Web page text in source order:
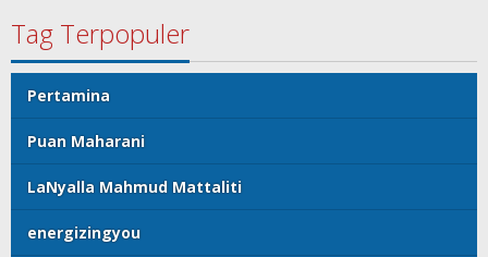
Tag Terpopuler
Pertamina
Puan Maharani
LaNyalla Mahmud Mattaliti
energizingyou